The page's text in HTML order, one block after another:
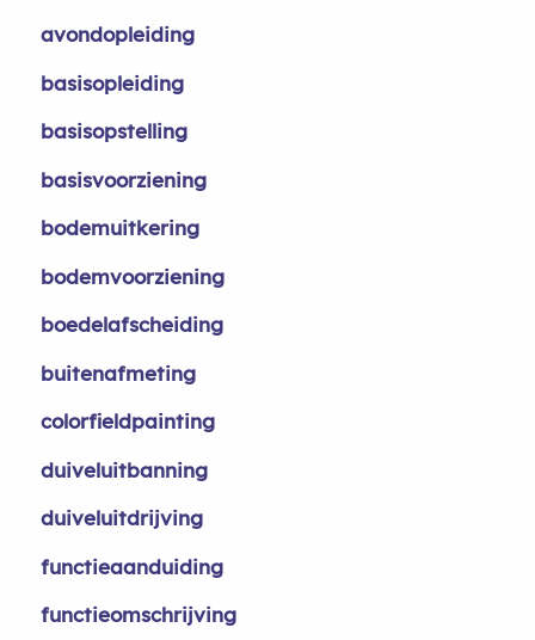
avondopleiding
basisopleiding
basisopstelling
basisvoorziening
bodemuitkering
bodemvoorziening
boedelafscheiding
buitenafmeting
colorfieldpainting
duiveluitbanning
duiveluitdrijving
functieaanduiding
functieomschrijving